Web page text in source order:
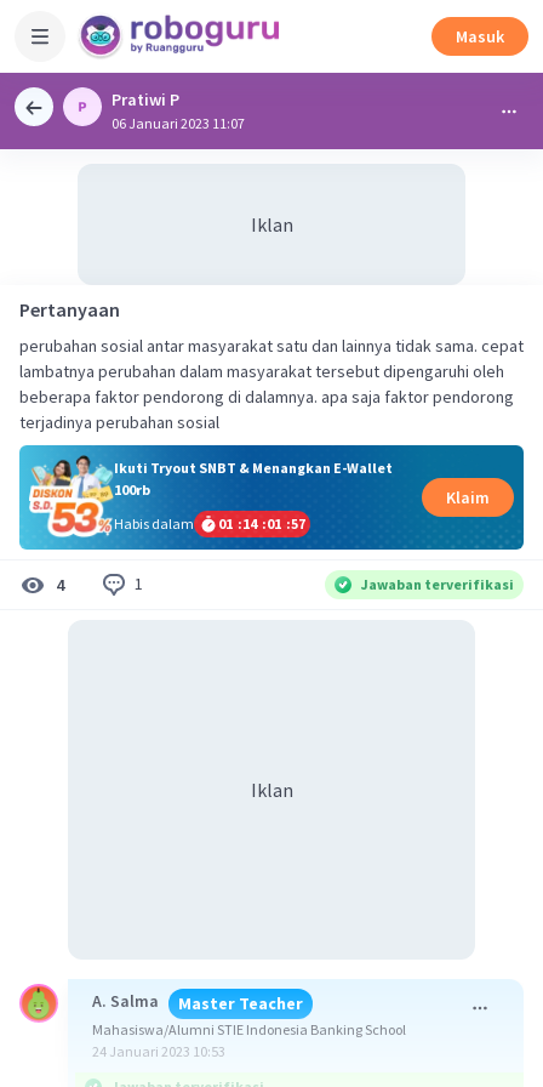
Masuk
Pratiwi P
06 Januari 2023 11:07
Iklan
Pertanyaan
perubahan sosial antar masyarakat satu dan lainnya tidak sama. cepat
lambatnya perubahan dalam masyarakat tersebut dipengaruhi oleh
beberapa faktor pendorong di dalamnya. apa saja faktor pendorong
terjadinya perubahan sosial
Ikuti Tryout SNBT & Menangkan E-Wallet
100rb
Habis dalam
01 :14 :01 :56
Klaim
4 1 Jawaban terverifikasi
Iklan
A. Salma Master Teacher
Mahasiswa/Alumni STIE Indonesia Banking School
24 Januari 2023 10:53